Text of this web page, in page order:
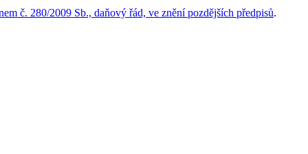
č. 280/2009 Sb., daňový řád, ve znění pozdějších předpisů.